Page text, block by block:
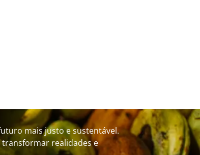
mais justo e sustentável.
realidades e